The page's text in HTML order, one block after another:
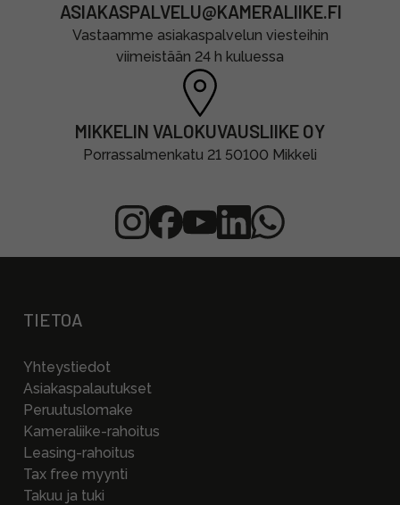
ASIAKASPALVELU@KAMERALIIKE.FI
Vastaamme asiakaspalvelun viesteihin
viimeistään 24 h kuluessa
MIKKELIN VALOKUVAUSLIIKE OY
Porrassalmenkatu 21 50100 Mikkeli
TIETOA
Yhteystiedot
Asiakaspalautukset
Peruutuslomake
Kameraliike-rahoitus
Leasing-rahoitus
Tax free myynti
Takuu ja tuki